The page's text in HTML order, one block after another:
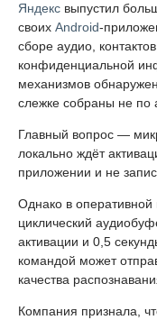
Яндекс выпустил
своих Android-
сборе аудио,
конфиденциальной
механизмов
слежке собраны не по
Главный вопрос —
локально ждёт
приложении и не
Однако в оперативной
циклический
активации и 0,5
командой может
качества
Компания признала,